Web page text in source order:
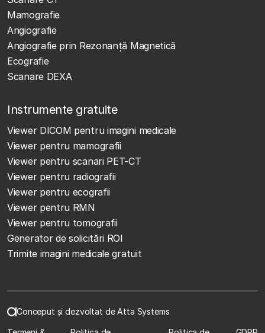
Mamografie
Angiografie
Angiografie prin Rezonanță Magnetică
Ecografie
Scanare DEXA
Instrumente gratuite
Viewer DICOM pentru imagini medicale
Viewer pentru mamografii
Viewer pentru scanari PET-CT
Viewer pentru radiografii
Viewer pentru ecografii
Viewer pentru RMN
Viewer pentru tomografii
Generator de solicitări ROI
Trimite imagini medicale gratuit
Conceput și dezvoltat de Atta Systems